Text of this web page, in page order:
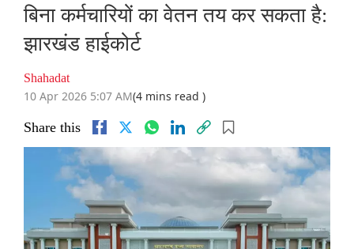
बिना कर्मचारियों का वेतन तय कर सकता है:
झारखंड हाईकोर्ट
Shahadat
10 Apr 2026 5:07 AM(4 mins read )
Share this